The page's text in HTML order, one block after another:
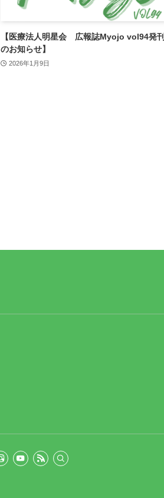
【医療法人明星会 広報誌Myojo vol94発刊
のお知らせ】
2026年1月9日